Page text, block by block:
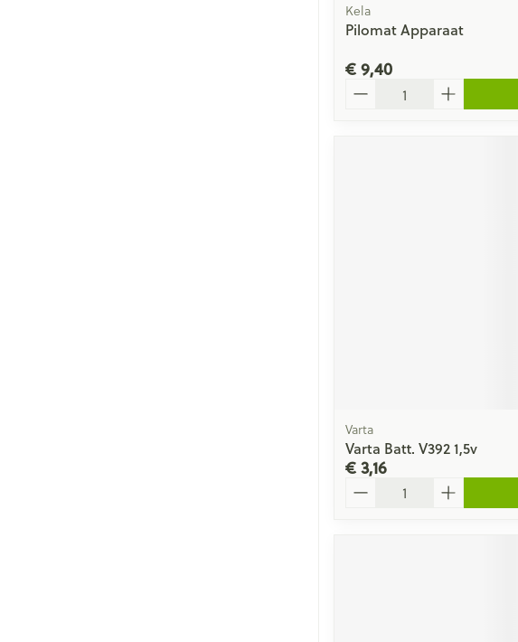
Kela
Pilomat Apparaat
€ 9,40
Varta
Varta Batt. V392 1,5v
€ 3,16